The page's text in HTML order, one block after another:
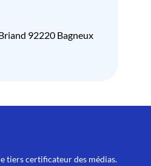
92220 Bagneux
tiers certificateur des médias.